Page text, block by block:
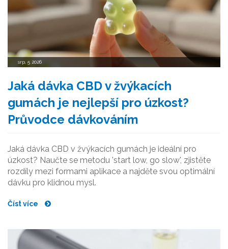
srp, 5 2026
Jaká dávka CBD v žvýkacích
gumách je nejlepší pro úzkost?
Průvodce dávkováním
Jaká dávka CBD v žvýkacích gumách je ideální pro
úzkost? Naučte se metodu 'start low, go slow', zjistěte
rozdíly mezi formami aplikace a najděte svou optimální
dávku pro klidnou mysl.
Číst více